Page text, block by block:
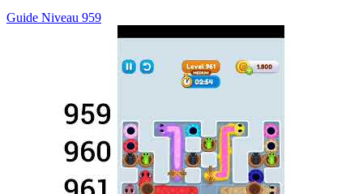
Guide Niveau 959